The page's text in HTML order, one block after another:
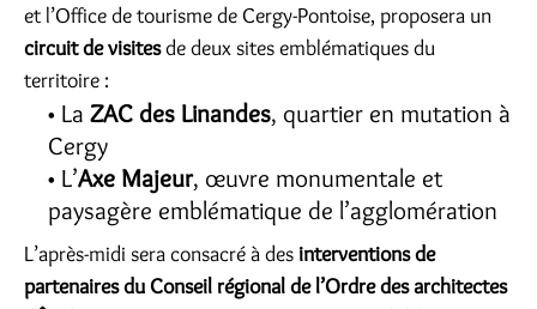
et l’Office de tourisme de Cergy-Pontoise, proposera un
circuit de visitesde deux sites emblématiques du
territoire :
La ZAC des Linandes, quartier en mutation à
Cergy
L’Axe Majeur, œuvre monumentale et
paysagère emblématique de l’agglomération
L’après-midi sera consacré à des interventions de
partenaires du Conseil régional de l’Ordre des architectes